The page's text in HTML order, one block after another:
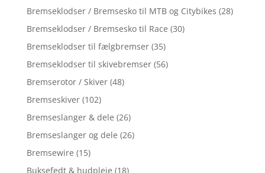
Bremseklodser / Bremsesko til MTB og Citybikes (28)
Bremseklodser / Bremsesko til Race (30)
Bremseklodser til fælgbremser (35)
Bremseklodser til skivebremser (56)
Bremserotor / Skiver (48)
Bremseskiver (102)
Bremseslanger & dele (26)
Bremseslanger og dele (26)
Bremsewire (15)
Buksefedt & hudpleje (18)